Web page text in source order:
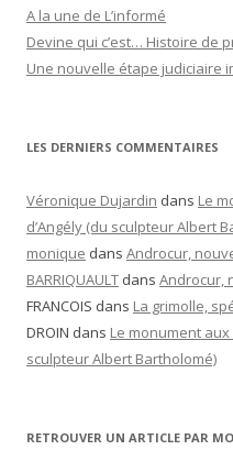
A la une de L’informé
Devine qui c’est… Histoire de
Une nouvelle étape judiciaire
LES DERNIERS COMMENTAIRES
Véronique Dujardin dans Le
d’Angély (du sculpteur Albert
monique dans Androcur,
BARRIQUAULT dans Androcur,
FRANCOIS dans La grimolle,
DROIN dans Le monument aux
sculpteur Albert Bartholomé)
RETROUVER UN ARTICLE PAR